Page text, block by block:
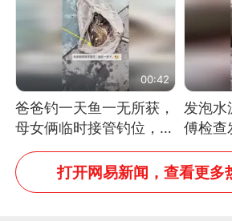
00:42
爸爸钓一天鱼一无所获，
母女俩临时接管钓位，用
玩具鱼竿钓上大鱼
发泡水
傅检查
风口未
打开网易新闻，查看更多